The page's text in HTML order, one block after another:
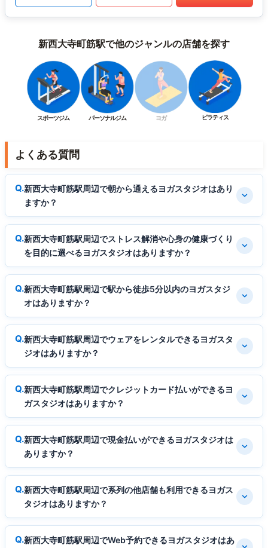
新西大寺町筋駅で他のジャンルの店舗を探す
スポーツジム パーソナルジム ヨガ ピラティス
よくある質問
新西大寺町筋駅周辺で朝から通えるヨガスタジオはあり
ますか？
新西大寺町筋駅周辺でストレス解消や心身の健康づくり
を目的に選べるヨガスタジオはありますか？
新西大寺町筋駅周辺で駅から徒歩5分以内のヨガスタジ
オはありますか？
新西大寺町筋駅周辺でウェアをレンタルできるヨガスタ
ジオはありますか？
新西大寺町筋駅周辺でクレジットカード払いができるヨ
ガスタジオはありますか？
新西大寺町筋駅周辺で現金払いができるヨガスタジオは
ありますか？
新西大寺町筋駅周辺で系列の他店舗も利用できるヨガス
タジオはありますか？
新西大寺町筋駅周辺でWeb予約できるヨガスタジオはあ